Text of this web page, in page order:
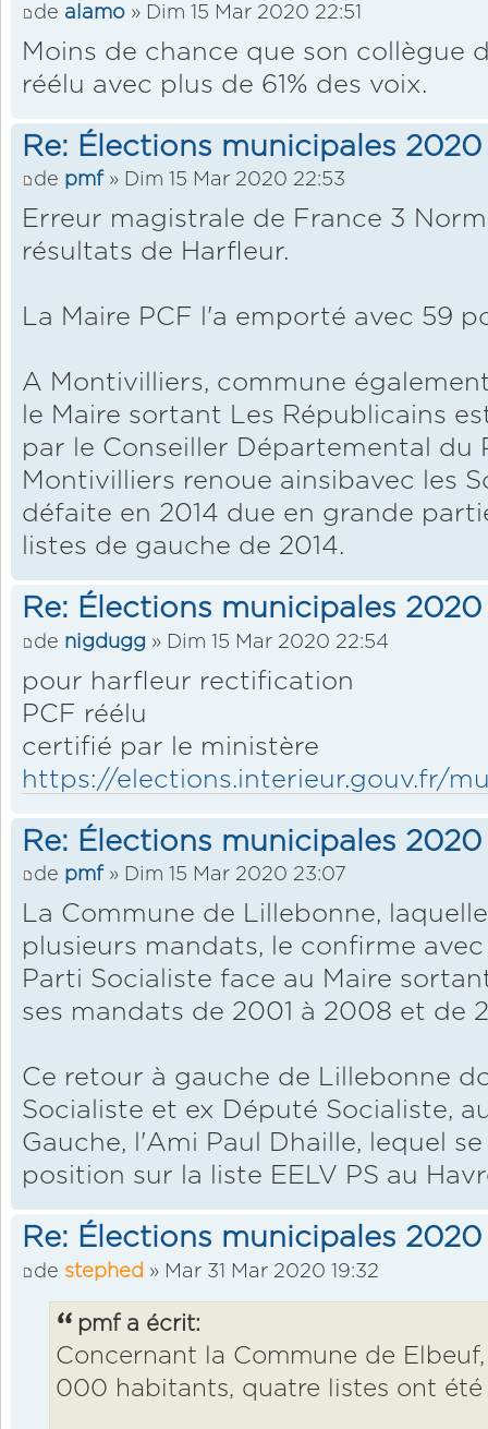
de alamo » Dim 15 Mar 2020 22:51
Moins de chance que son collègue
réélu avec plus de 61% des voix.
Re: Élections municipales
de pmf» Dim 15 Mar 2020 22:53
Erreur magistrale de France 3
résultats de Harfleur.
La Maire PCF l'a emporté avec 59
A Montivilliers, commune
le Maire sortant Les Républicains
par le Conseiller Départemental du
Montivilliers renoue ainsibavec les
défaite en 2014 due en grande
listes de gauche de 2014.
Re: Élections municipales
de nigdugg » Dim 15 Mar 2020 22:54
pour harfleur rectification
PCF réélu
certifié par le ministère
https://elections.interieur.gouv.fr/
Re: Élections municipales
de pmf» Dim 15 Mar 2020 23:07
La Commune de Lillebonne,
plusieurs mandats, le confirme
Parti Socialiste face au Maire
ses mandats de 2001 à 2008 et de
Ce retour à gauche de Lillebonne
Socialiste et ex Député Socialiste,
Gauche, l'Ami Paul Dhaille, lequel
position sur la liste EELV PS au
Re: Élections municipales
de stephed » Mar 31 Mar 2020 19:32
pmf a écrit:
Concernant la Commune de
000 habitants, quatre listes ont été